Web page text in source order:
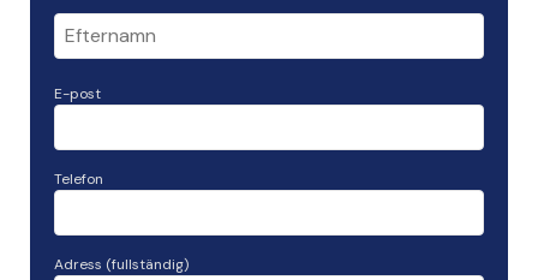
E-post
Telefon
Adress (fullständig)